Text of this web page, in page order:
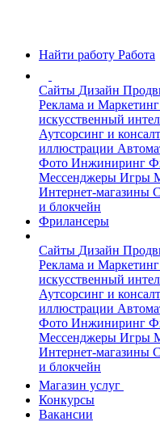
Найти работу Работа
Сайты Дизайн
Реклама и Маркетинг
искусственный
Аутсорсинг и
иллюстрации
Фото Инжиниринг
Мессенджеры Игры
Интернет-магазины
и блокчейн
Фрилансеры
Сайты Дизайн
Реклама и Маркетинг
искусственный
Аутсорсинг и
иллюстрации
Фото Инжиниринг
Мессенджеры Игры
Интернет-магазины
и блокчейн
Магазин услуг
Конкурсы
Вакансии